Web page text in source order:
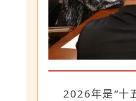
2026年是“十